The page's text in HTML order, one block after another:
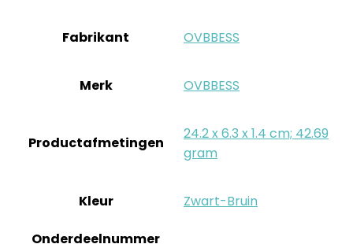
Fabrikant ‎OVBBESS
Merk ‎OVBBESS
Productafmetingen
‎24.2 x 6.3 x 1.4 cm; 42.69
gram
Kleur ‎Zwart-Bruin
Onderdeelnummer